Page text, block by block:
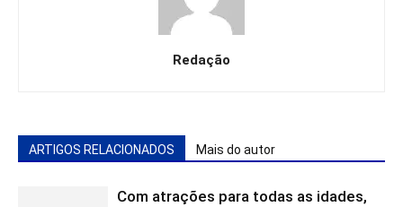
Redação
ARTIGOS RELACIONADOS Mais do autor
Com atrações para todas as idades,